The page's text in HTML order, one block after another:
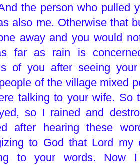
the person who pulled
also me. Otherwise that
away and you would
far as rain is
of you after seeing
of the village mixed
talking to your wife. So
so I rained and
after hearing these
to God that Lord my
to your words. Now